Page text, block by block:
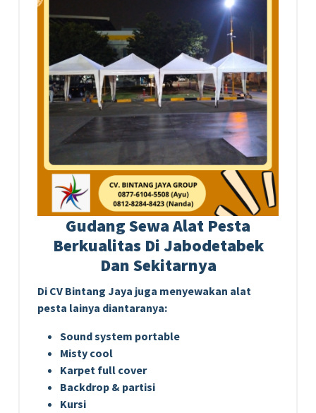
Gudang Sewa Alat Pesta
Berkualitas Di Jabodetabek
Dan Sekitarnya
Di CV Bintang Jaya juga menyewakan alat
pesta lainya diantaranya:
Sound system portable
Misty cool
Karpet full cover
Backdrop & partisi
Kursi